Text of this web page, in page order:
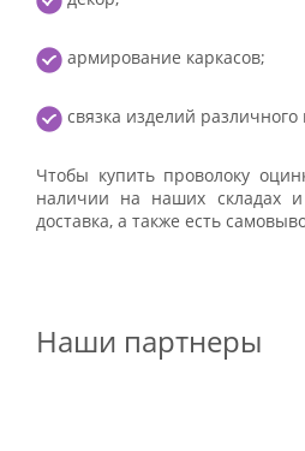
армирование каркасов;
связка изделий
Чтобы купить проволоку
наличии на наших складах и
доставка, а также есть
Наши партнеры